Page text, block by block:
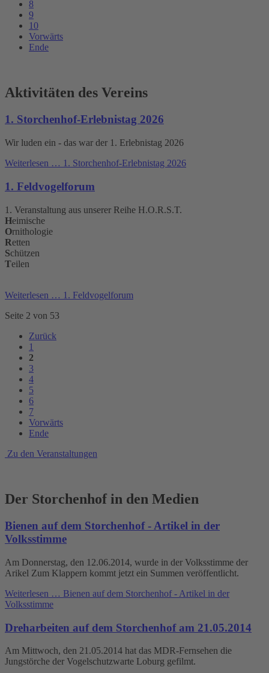
8
9
10
Vorwärts
Ende
Aktivitäten des Vereins
1. Storchenhof-Erlebnistag 2026
Wir luden ein - das war der 1. Erlebnistag 2026
Weiterlesen … 1. Storchenhof-Erlebnistag 2026
1. Feldvogelforum
1. Veranstaltung aus unserer Reihe H.O.R.S.T.
Heimische
Ornithologie
Retten
Schützen
Teilen
Weiterlesen … 1. Feldvogelforum
Seite 2 von 53
Zurück
1
2
3
4
5
6
7
Vorwärts
Ende
Zu den Veranstaltungen
Der Storchenhof in den Medien
Bienen auf dem Storchenhof - Artikel in der
Volksstimme
Am Donnerstag, den 12.06.2014, wurde in der Volksstimme der
Arikel Zum Klappern kommt jetzt ein Summen veröffentlicht.
Weiterlesen … Bienen auf dem Storchenhof - Artikel in der
Volksstimme
Dreharbeiten auf dem Storchenhof am 21.05.2014
Am Mittwoch, den 21.05.2014 hat das MDR-Fernsehen die
Jungstörche der Vogelschutzwarte Loburg gefilmt.